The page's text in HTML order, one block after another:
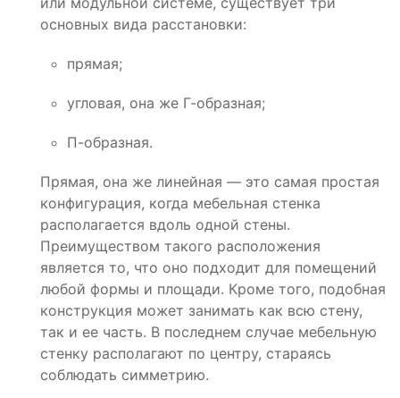
основных вида расстановки:
прямая;
угловая, она же Г-образная;
П-образная.
Прямая, она же линейная — это самая простая
конфигурация, когда мебельная стенка
располагается вдоль одной стены.
Преимуществом такого расположения
является то, что оно подходит для помещений
любой формы и площади. Кроме того, подобная
конструкция может занимать как всю стену,
так и ее часть. В последнем случае мебельную
стенку располагают по центру, стараясь
соблюдать симметрию.